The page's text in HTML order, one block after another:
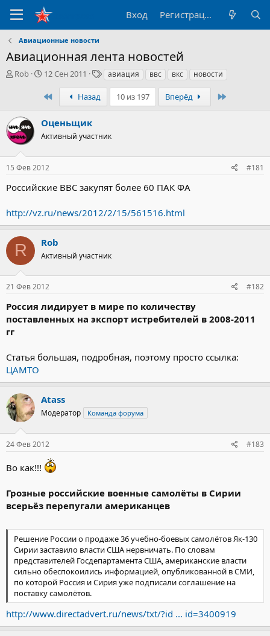
Вход Регистрация
Авиационные новости
Авиационная лента новостей
А
р
т
е
ы
Rob
Д
т
а
ч
л
а
12 Сен 2011
Т
и
авиация ввс вкс новости
ПервыйНазад 10 из 197 Вперёд
Оценьщик
Активный участник
15 Фев 2012 #181
Российские ВВС закупят более 60 ПАК ФА
http://vz.ru/news/2012/2/15/561516.html
R Rob
Активный участник
21 Фев 2012 #182
Россия лидирует в мире по количеству
поставленных на экспорт истребителей в 2008-2011
гг
Статья большая, подробная, поэтому просто ссылка:
ЦАМТО
Atass
Модератор Команда форума
24 Фев 2012 #183
Во как!!!
Грозные российские военные самолёты в Сирии
всерьёз перепугали американцев
Решение России о продаже 36 учебно-боевых самолётов Як-130
Сирии заставило власти США нервничать. По словам
представителей Госдепартамента США, американские власти
сильно обеспокоились информацией, опубликованной в СМИ,
по которой Россия и Сирия уже подписали соглашение на
поставку самолётов.
http://www.directadvert.ru/news/txt/?id ... id=3400919